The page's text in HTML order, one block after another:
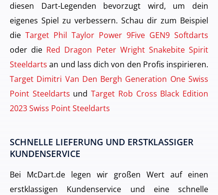
diesen Dart-Legenden bevorzugt wird, um dein
eigenes Spiel zu verbessern. Schau dir zum Beispiel
die Target Phil Taylor Power 9Five GEN9 Softdarts
oder die Red Dragon Peter Wright Snakebite Spirit
Steeldarts an und lass dich von den Profis inspirieren.
Target Dimitri Van Den Bergh Generation One Swiss
Point Steeldarts undTarget Rob Cross Black Edition
2023 Swiss Point Steeldarts
SCHNELLE LIEFERUNG UND ERSTKLASSIGER
KUNDENSERVICE
Bei McDart.de legen wir großen Wert auf einen
erstklassigen Kundenservice und eine schnelle